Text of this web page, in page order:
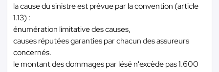
la cause du sinistre est prévue par la convention (article
1.13) :
énumération limitative des causes,
causes réputées garanties par chacun des assureurs
concernés.
le montant des dommages par lésé n'excède pas 1.600